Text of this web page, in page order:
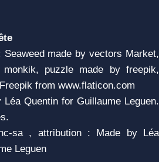
Seaweed made by vectors Market,
monkik, puzzle made by freepik,
from www.flaticon.com
Quentin for Guillaume Leguen.
sa , attribution : Made by Léa
Leguen